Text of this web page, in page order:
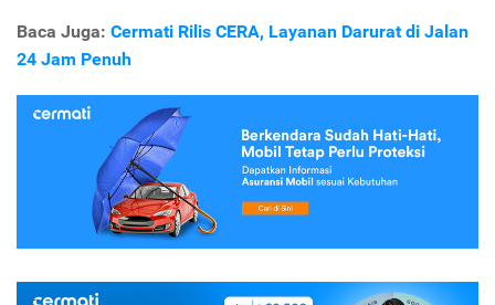
Baca Juga: Cermati Rilis CERA, Layanan Darurat di Jalan
24 Jam Penuh